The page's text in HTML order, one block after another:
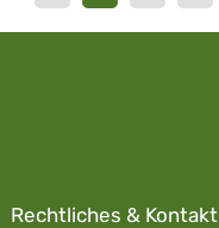
Rechtliches & Kontakt